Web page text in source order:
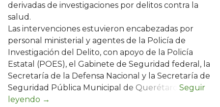
derivadas de investigaciones por delitos contra la
salud.
Las intervenciones estuvieron encabezadas por
personal ministerial y agentes de la Policía de
Investigación del Delito, con apoyo de la Policía
Estatal (POES), el Gabinete de Seguridad federal, la
Secretaría de la Defensa Nacional y la Secretaría de
Seguridad Pública Municipal de Querétaro.